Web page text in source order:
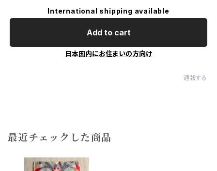
International shipping available
Add to cart
日本国内にお住まいの方向け
通報する
最近チェックした商品